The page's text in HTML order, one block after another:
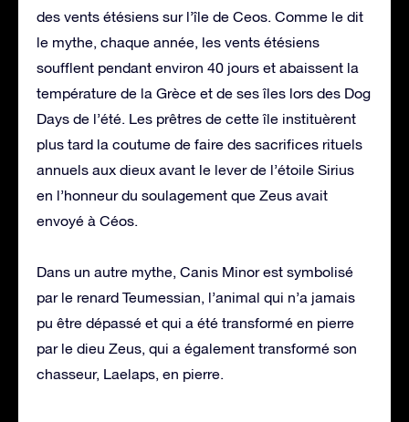
des vents étésiens sur l’île de Ceos. Comme le dit
le mythe, chaque année, les vents étésiens
soufflent pendant environ 40 jours et abaissent la
température de la Grèce et de ses îles lors des Dog
Days de l’été. Les prêtres de cette île instituèrent
plus tard la coutume de faire des sacrifices rituels
annuels aux dieux avant le lever de l’étoile Sirius
en l’honneur du soulagement que Zeus avait
envoyé à Céos.
Dans un autre mythe, Canis Minor est symbolisé
par le renard Teumessian, l’animal qui n’a jamais
pu être dépassé et qui a été transformé en pierre
par le dieu Zeus, qui a également transformé son
chasseur, Laelaps, en pierre.